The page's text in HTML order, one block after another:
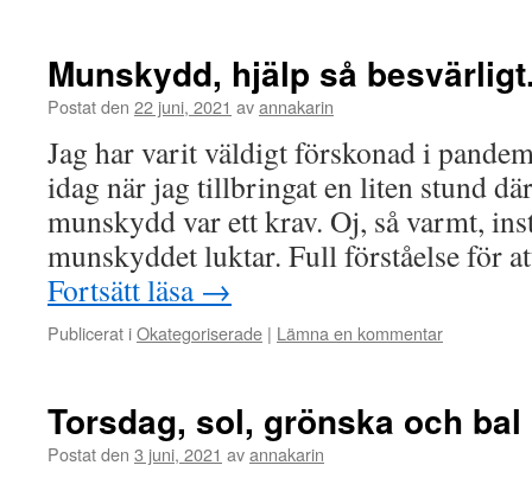
Munskydd, hjälp så
Postat den 22 juni, 2021 avannakarin
Jag har varit väldigt förskonad i
idag när jag tillbringat en liten stund
munskydd var ett krav. Oj, så varmt,
munskyddet luktar. Full förståelse för
Fortsätt läsa →
Publicerat iOkategoriserade | Lämna en kommentar
Torsdag, sol, grönska och bal
Postat den 3 juni, 2021 avannakarin